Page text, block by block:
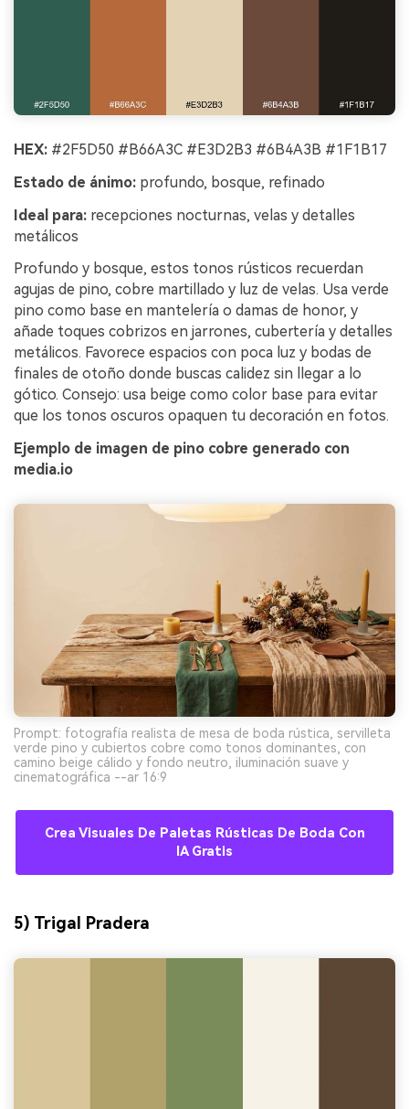
HEX: #2F5D50 #B66A3C #E3D2B3 #6B4A3B #1F1B17
Estado de ánimo: profundo, bosque, refinado
Ideal para: recepciones nocturnas, velas y detalles
metálicos
Profundo y bosque, estos tonos rústicos recuerdan
agujas de pino, cobre martillado y luz de velas. Usa verde
pino como base en mantelería o damas de honor, y
añade toques cobrizos en jarrones, cubertería y detalles
metálicos. Favorece espacios con poca luz y bodas de
finales de otoño donde buscas calidez sin llegar a lo
gótico. Consejo: usa beige como color base para evitar
que los tonos oscuros opaquen tu decoración en fotos.
Ejemplo de imagen de pino cobre generado con
media.io
Prompt: fotografía realista de mesa de boda rústica, servilleta
verde pino y cubiertos cobre como tonos dominantes, con
camino beige cálido y fondo neutro, iluminación suave y
cinematográfica --ar 16:9
Crea Visuales De Paletas Rústicas De Boda Con
IA Gratis
5) Trigal Pradera